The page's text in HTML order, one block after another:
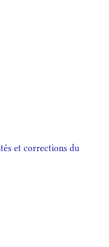
et corrections du